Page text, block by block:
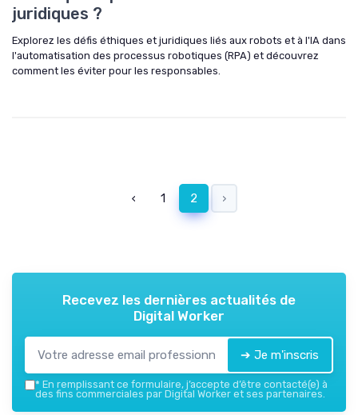
juridiques ?
Explorez les défis éthiques et juridiques liés aux robots et à l'IA dans
l'automatisation des processus robotiques (RPA) et découvrez
comment les éviter pour les responsables.
‹ 1 2 ›
Recevez les dernières actualités de
Digital Worker
➔ Je m'inscris
* En remplissant ce formulaire, j’accepte d’être contacté(e) à
des fins commerciales par Digital Worker et ses partenaires.